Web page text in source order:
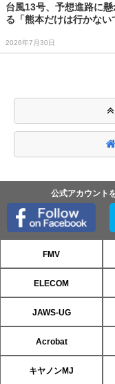
台風13号、予想進路に
る「熊本だけは行かない
2026年7月30日
公式アカウント
FMV
ELECOM
JAWS-UG
Acrobat
キヤノンMJ